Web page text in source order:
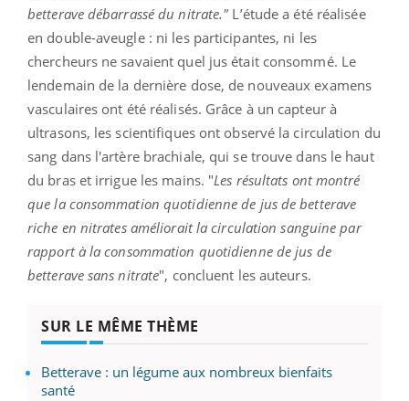
betterave débarrassé du nitrate." L’étude a été réalisée
en double-aveugle : ni les participantes, ni les
chercheurs ne savaient quel jus était consommé. Le
lendemain de la dernière dose, de nouveaux examens
vasculaires ont été réalisés. Grâce à un capteur à
ultrasons, les scientifiques ont observé la circulation du
sang dans l'artère brachiale, qui se trouve dans le haut
du bras et irrigue les mains. "Les résultats ont montré
que la consommation quotidienne de jus de betterave
riche en nitrates améliorait la circulation sanguine par
rapport à la consommation quotidienne de jus de
betterave sans nitrate", concluent les auteurs.
SUR LE MÊME THÈME
Betterave : un légume aux nombreux bienfaits
santé